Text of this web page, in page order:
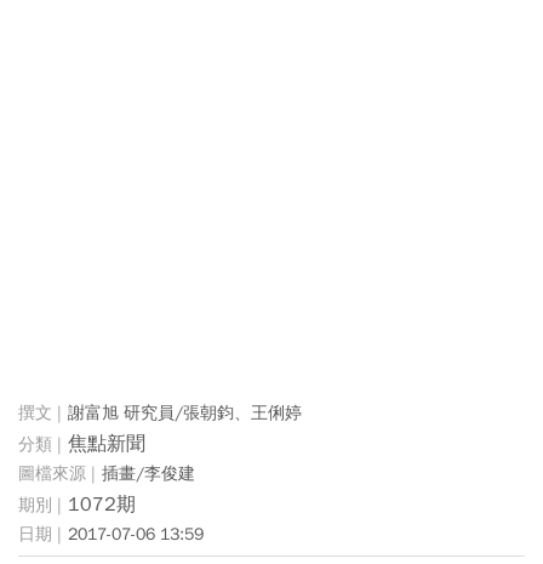
謝富旭 研究員/張朝鈞、王俐婷
焦點新聞
插畫/李俊建
1072期
2017-07-06 13:59